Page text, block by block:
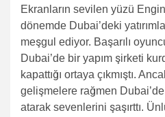
Ekranların sevilen yüzü
dönemde Dubai’deki
meşgul ediyor. Başarılı
Dubai’de bir yapım şirketi
kapattığı ortaya çıkmıştı.
gelişmelere rağmen
atarak sevenlerini şaşırttı.